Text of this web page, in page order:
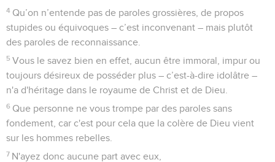
4 Qu’on n’entende pas de paroles grossières, de propos
stupides ou équivoques – c’est inconvenant – mais plutôt
des paroles de reconnaissance.
5 Vous le savez bien en effet, aucun être immoral, impur ou
toujours désireux de posséder plus – c’est-à-dire idolâtre –
n'a d'héritage dans le royaume de Christ et de Dieu.
6 Que personne ne vous trompe par des paroles sans
fondement, car c'est pour cela que la colère de Dieu vient
sur les hommes rebelles.
7 N'ayez donc aucune part avec eux,